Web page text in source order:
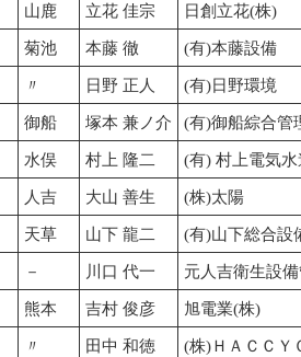
山鹿 立花 佳宗
日創立花(株)
菊池 本藤 徹
(有)本藤設備
〃 日野 正人
(有)日野環境
御船 塚本 兼ノ介
(有)御船綜合管
水俣 村上 隆二
(有) 村上電気
人吉 大山 善生
(株)太陽
天草 山下 龍二
(有)山下総合設
－ 川口 代一
元人吉衛生設
熊本 吉村 俊彦
旭電業(株)
〃 田中 和徳
(株)ＨＡＣＣＹ